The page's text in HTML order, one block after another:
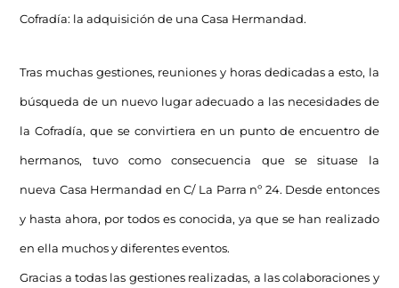
Cofradía: la adquisición de una Casa Hermandad.
Tras muchas gestiones, reuniones y horas dedicadas a esto, la
búsqueda de un nuevo lugar adecuado a las necesidades de
la Cofradía, que se convirtiera en un punto de encuentro de
hermanos, tuvo como consecuencia que se situase la
nueva Casa Hermandad en C/ La Parra nº 24. Desde entonces
y hasta ahora, por todos es conocida, ya que se han realizado
en ella muchos y diferentes eventos.
Gracias a todas las gestiones realizadas, a las colaboraciones y